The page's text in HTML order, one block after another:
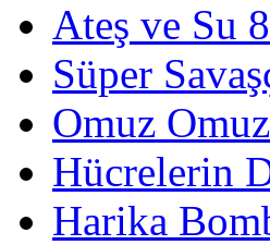
Ateş ve Su 8
Süper
Omuz
Hücrelerin
Harika